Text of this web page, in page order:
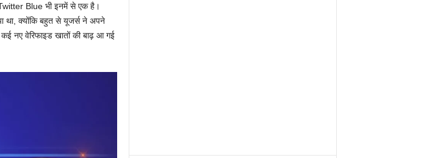
Blue भी इनमें से एक है।
था, क्योंकि बहुत से यूजर्स ने अपने
कई नए वेरिफाइड खातों की बाढ़ आ गई